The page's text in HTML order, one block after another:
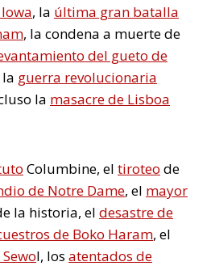
, la última gran batalla
, la condena a muerte de
del gueto de
guerra revolucionaria
la masacre de Lisboa
Columbine, el tiroteo de
de Notre Dame, el mayor
la historia, el desastre de
de Boko Haram, el
l, los atentados de